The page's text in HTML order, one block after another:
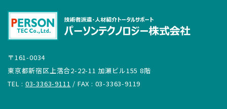
〒161-0034
東京都新宿区上落合2-22-11 加瀬ビル155 8階
TEL : 03-3363-9111 / FAX : 03-3363-9119